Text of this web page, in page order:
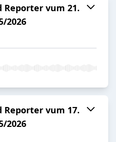
Reporter vum 21.
2026
Reporter vum 17.
2026